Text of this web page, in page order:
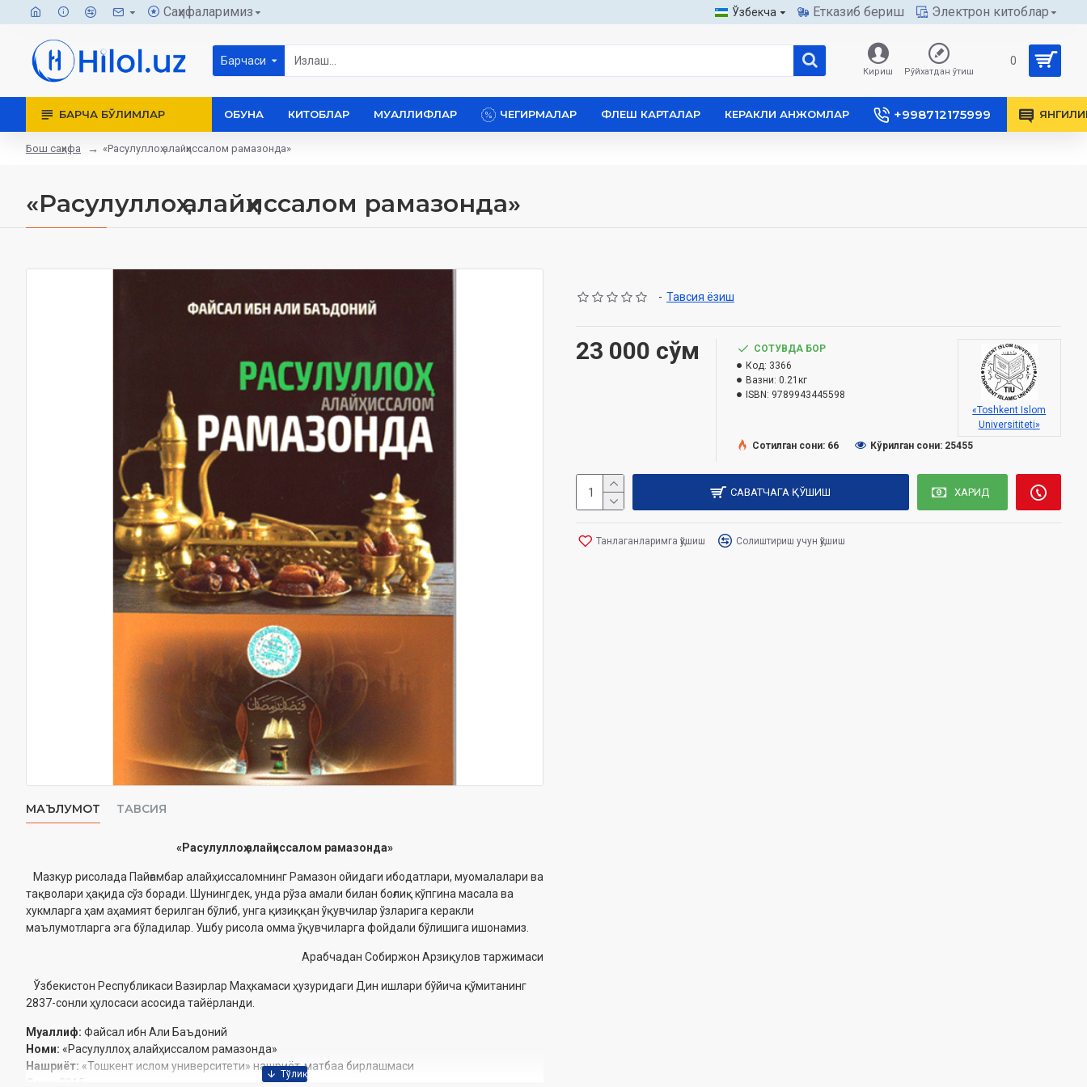
Саҳифаларимиз Ўзбекча Етказиб бериш Электрон китоблар
Барчаси
Кириш Рўйхатдан ўтиш
0
БАРЧА БЎЛИМЛАР ОБУНА КИТОБЛАР МУАЛЛИФЛАР ЧЕГИРМАЛАР ФЛЕШ КАРТАЛАР КЕРАКЛИ АНЖОМЛАР +998712175999
Бош саҳифа «Расулуллоҳ алайҳиссалом рамазонда»
«Расулуллоҳ алайҳиссалом рамазонда»
МАЪЛУМОТ ТАВСИЯ
«Расулуллоҳ алайҳиссалом рамазонда»
Мазкур рисолада Пайғамбар алайҳиссаломнинг Рамазон ойидаги ибодатлари, муомалалари ва
тақволари ҳақида сўз боради. Шунингдек, унда рўза амали билан боғлиқ кўпгина масала ва
хукмларга ҳам аҳамият берилган бўлиб, унга қизиққан ўқувчилар ўзларига керакли
маълумотларга эга бўладилар. Ушбу рисола омма ўқувчиларга фойдали бўлишига ишонамиз.
Арабчадан Собиржон Арзиқулов таржимаси
Ўзбекистон Республикаси Вазирлар Маҳкамаси ҳузуридаги Дин ишлари бўйича қўмитанинг
2837-сонли ҳулосаси асосида тайёрланди.
Муаллиф: Файсал ибн Али Баъдоний
Номи: «Расулуллоҳ алайҳиссалом рамазонда»
Нашриёт: «Тошкент ислом университети» нашриёт-матбаа бирлашмаси
2015
- Тавсия ёзиш
23 000 сўм
СОТУВДА БОР
Код: 3366
Вазни: 0.21кг
ISBN: 9789943445598
«Toshkent Islom
Universititeti»
Сотилган сони: 66
Кўрилган сони: 25455
САВАТЧАГА ҚЎШИШ ХАРИД
Танлаганларимга қўшиш Солиштириш учун қўшиш